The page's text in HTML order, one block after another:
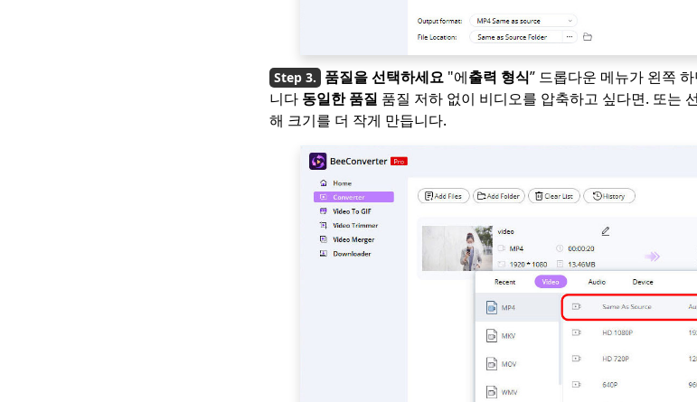
품질을 선택하세요 "에출력 형식” 드롭다운 메뉴가 왼쪽
니다 동일한 품질 품질 저하 없이 비디오를 압축하고 싶다면. 또는
해 크기를 더 작게 만듭니다.